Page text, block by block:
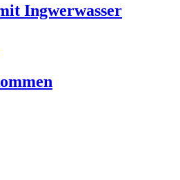
Ingwerwasser